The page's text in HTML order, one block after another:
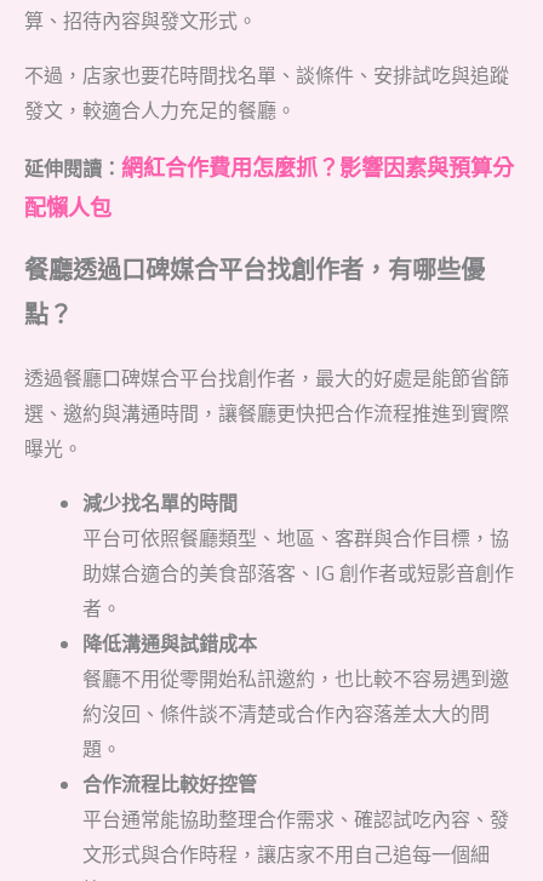
算、招待內容與發文形式。
不過，店家也要花時間找名單、談條件、安排試吃與追蹤
發文，較適合人力充足的餐廳。
延伸閱讀： 網紅合作費用怎麼抓？影響因素與預算分
配懶人包
餐廳透過口碑媒合平台找創作者，有哪些優
點？
透過餐廳口碑媒合平台找創作者，最大的好處是能節省篩
選、邀約與溝通時間，讓餐廳更快把合作流程推進到實際
曝光。
減少找名單的時間
平台可依照餐廳類型、地區、客群與合作目標，協
助媒合適合的美食部落客、IG 創作者或短影音創作
者。
降低溝通與試錯成本
餐廳不用從零開始私訊邀約，也比較不容易遇到邀
約沒回、條件談不清楚或合作內容落差太大的問
題。
合作流程比較好控管
平台通常能協助整理合作需求、確認試吃內容、發
文形式與合作時程，讓店家不用自己追每一個細